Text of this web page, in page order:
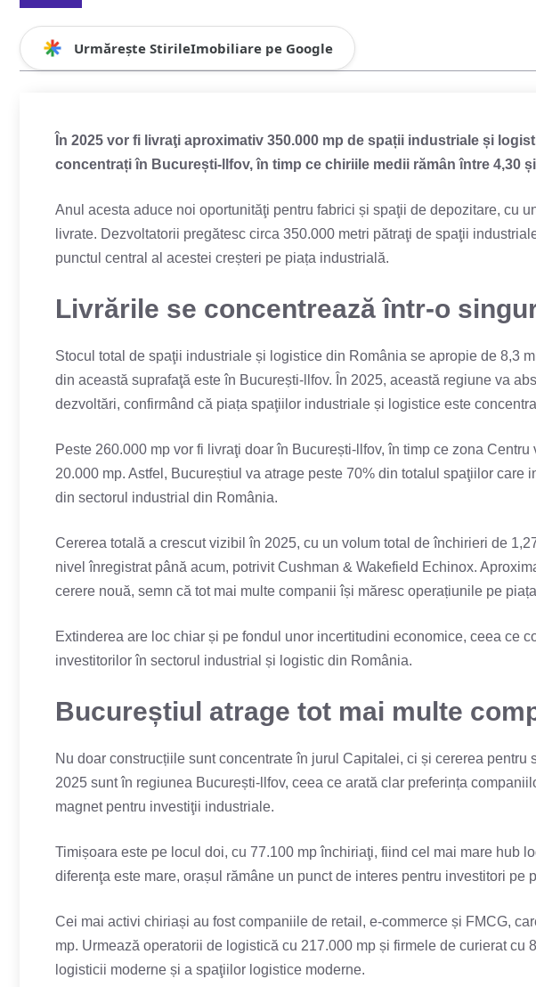
Urmărește StirileImobiliare pe Google
În 2025 vor fi livraţi aproximativ 350.000 mp de spații industriale și
concentrați în București-llfov, în timp ce chiriile medii rămân între 4,30
Anul acesta aduce noi oportunităţi pentru fabrici și spaţii de depozitare, cu
livrate. Dezvoltatorii pregătesc circa 350.000 metri pătraţi de spaţii
punctul central al acestei creșteri pe piața industrială.
Livrările se concentrează într-o
Stocul total de spaţii industriale și logistice din România se apropie de 8,3
din această suprafaţă este în București-llfov. În 2025, această regiune va
dezvoltări, confirmând că piața spaţiilor industriale și logistice este
Peste 260.000 mp vor fi livraţi doar în București-llfov, în timp ce zona Centru
20.000 mp. Astfel, Bucureștiul va atrage peste 70% din totalul spaţiilor care
din sectorul industrial din România.
Cererea totală a crescut vizibil în 2025, cu un volum total de închirieri de
nivel înregistrat până acum, potrivit Cushman & Wakefield Echinox.
cerere nouă, semn că tot mai multe companii își măresc operațiunile pe
Extinderea are loc chiar și pe fondul unor incertitudini economice, ceea ce
investitorilor în sectorul industrial și logistic din România.
Bucureștiul atrage tot mai multe
Nu doar construcțiile sunt concentrate în jurul Capitalei, ci și cererea pentru
2025 sunt în regiunea București-llfov, ceea ce arată clar preferința
magnet pentru investiţii industriale.
Timișoara este pe locul doi, cu 77.100 mp închiriaţi, fiind cel mai mare hub
diferenţa este mare, orașul rămâne un punct de interes pentru investitori pe
Cei mai activi chiriași au fost companiile de retail, e-commerce și FMCG,
mp. Urmează operatorii de logistică cu 217.000 mp și firmele de curierat cu
logisticii moderne și a spaţiilor logistice moderne.